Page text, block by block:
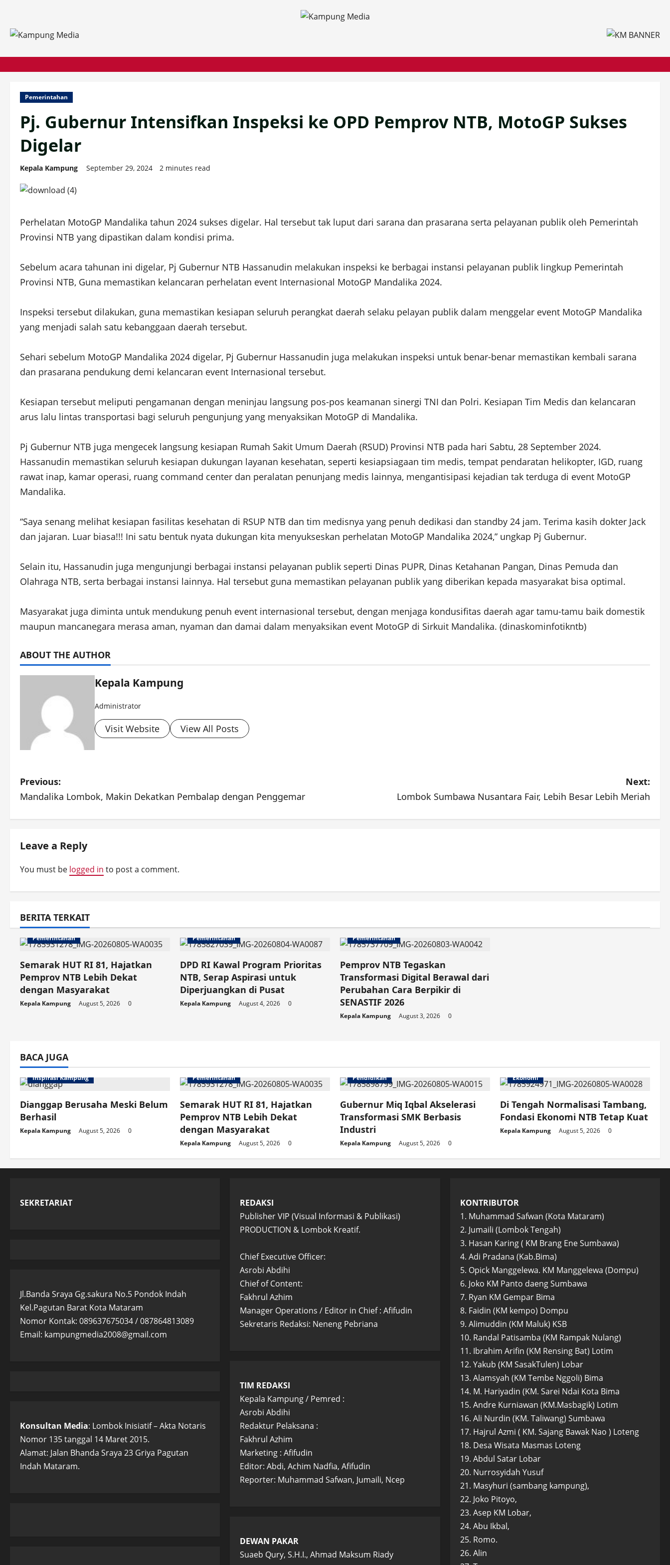
content
Pemerintahan
Pj. Gubernur Intensifkan Inspeksi ke OPD Pemprov NTB, MotoGP Sukses
Digelar
Kepala Kampung September 29, 2024 2 minutes read
Perhelatan MotoGP Mandalika tahun 2024 sukses digelar. Hal tersebut tak luput dari sarana dan prasarana serta pelayanan publik oleh Pemerintah
Provinsi NTB yang dipastikan dalam kondisi prima.
Sebelum acara tahunan ini digelar, Pj Gubernur NTB Hassanudin melakukan inspeksi ke berbagai instansi pelayanan publik lingkup Pemerintah
Provinsi NTB, Guna memastikan kelancaran perhelatan event Internasional MotoGP Mandalika 2024.
Inspeksi tersebut dilakukan, guna memastikan kesiapan seluruh perangkat daerah selaku pelayan publik dalam menggelar event MotoGP Mandalika
yang menjadi salah satu kebanggaan daerah tersebut.
Sehari sebelum MotoGP Mandalika 2024 digelar, Pj Gubernur Hassanudin juga melakukan inspeksi untuk benar-benar memastikan kembali sarana
dan prasarana pendukung demi kelancaran event Internasional tersebut.
Kesiapan tersebut meliputi pengamanan dengan meninjau langsung pos-pos keamanan sinergi TNI dan Polri. Kesiapan Tim Medis dan kelancaran
arus lalu lintas transportasi bagi seluruh pengunjung yang menyaksikan MotoGP di Mandalika.
Pj Gubernur NTB juga mengecek langsung kesiapan Rumah Sakit Umum Daerah (RSUD) Provinsi NTB pada hari Sabtu, 28 September 2024.
Hassanudin memastikan seluruh kesiapan dukungan layanan kesehatan, seperti kesiapsiagaan tim medis, tempat pendaratan helikopter, IGD, ruang
rawat inap, kamar operasi, ruang command center dan peralatan penunjang medis lainnya, mengantisipasi kejadian tak terduga di event MotoGP
Mandalika.
“Saya senang melihat kesiapan fasilitas kesehatan di RSUP NTB dan tim medisnya yang penuh dedikasi dan standby 24 jam. Terima kasih dokter Jack
dan jajaran. Luar biasa!!! Ini satu bentuk nyata dukungan kita menyukseskan perhelatan MotoGP Mandalika 2024,” ungkap Pj Gubernur.
Selain itu, Hassanudin juga mengunjungi berbagai instansi pelayanan publik seperti Dinas PUPR, Dinas Ketahanan Pangan, Dinas Pemuda dan
Olahraga NTB, serta berbagai instansi lainnya. Hal tersebut guna memastikan pelayanan publik yang diberikan kepada masyarakat bisa optimal.
Masyarakat juga diminta untuk mendukung penuh event internasional tersebut, dengan menjaga kondusifitas daerah agar tamu-tamu baik domestik
maupun mancanegara merasa aman, nyaman dan damai dalam menyaksikan event MotoGP di Sirkuit Mandalika. (dinaskominfotikntb)
ABOUT THE AUTHOR
Kepala Kampung
Administrator
Visit Website View All Posts
P
o
s
t
a
v
i
g
a
t
i
o
Previous:
Mandalika Lombok, Makin Dekatkan Pembalap dengan Penggemar
Next:
Lombok Sumbawa Nusantara Fair, Lebih Besar Lebih Meriah
Leave a Reply
You must be logged in to post a comment.
BERITA TERKAIT
Pemerintahan
Semarak HUT RI 81, Hajatkan
Pemprov NTB Lebih Dekat
dengan Masyarakat
Kepala Kampung August 5, 2026 0
Pemerintahan
DPD RI Kawal Program Prioritas
NTB, Serap Aspirasi untuk
Diperjuangkan di Pusat
Kepala Kampung August 4, 2026 0
Pemerintahan
Pemprov NTB Tegaskan
Transformasi Digital Berawal dari
Perubahan Cara Berpikir di
SENASTIF 2026
Kepala Kampung August 3, 2026 0
BACA JUGA
Inspirasi Kampung
Dianggap Berusaha Meski Belum
Berhasil
Kepala Kampung August 5, 2026 0
Pemerintahan
Semarak HUT RI 81, Hajatkan
Pemprov NTB Lebih Dekat
dengan Masyarakat
Kepala Kampung August 5, 2026 0
Pendidikan
Gubernur Miq Iqbal Akselerasi
Transformasi SMK Berbasis
Industri
Kepala Kampung August 5, 2026 0
Ekonomi
Di Tengah Normalisasi Tambang,
Fondasi Ekonomi NTB Tetap Kuat
Kepala Kampung August 5, 2026 0
SEKRETARIAT
Jl.Banda Sraya Gg.sakura No.5 Pondok Indah
Kel.Pagutan Barat Kota Mataram
Nomor Kontak: 089637675034 / 087864813089
Email: kampungmedia2008@gmail.com
Konsultan Media: Lombok Inisiatif – Akta Notaris
Nomor 135 tanggal 14 Maret 2015.
Alamat: Jalan Bhanda Sraya 23 Griya Pagutan
Indah Mataram.
REDAKSI
Publisher VIP (Visual Informasi & Publikasi)
PRODUCTION & Lombok Kreatif.
Chief Executive Officer:
Asrobi Abdihi
Chief of Content:
Fakhrul Azhim
Manager Operations / Editor in Chief : Afifudin
Sekretaris Redaksi: Neneng Pebriana
TIM REDAKSI
Kepala Kampung / Pemred :
Asrobi Abdihi
Redaktur Pelaksana :
Fakhrul Azhim
Marketing : Afifudin
Editor: Abdi, Achim Nadfia, Afifudin
Reporter: Muhammad Safwan, Jumaili, Ncep
DEWAN PAKAR
Suaeb Qury, S.H.I., Ahmad Maksum Riady
KONTRIBUTOR
1. Muhammad Safwan (Kota Mataram)
2. Jumaili (Lombok Tengah)
3. Hasan Karing ( KM Brang Ene Sumbawa)
4. Adi Pradana (Kab.Bima)
5. Opick Manggelewa. KM Manggelewa (Dompu)
6. Joko KM Panto daeng Sumbawa
7. Ryan KM Gempar Bima
8. Faidin (KM kempo) Dompu
9. Alimuddin (KM Maluk) KSB
10. Randal Patisamba (KM Rampak Nulang)
11. Ibrahim Arifin (KM Rensing Bat) Lotim
12. Yakub (KM SasakTulen) Lobar
13. Alamsyah (KM Tembe Nggoli) Bima
14. M. Hariyadin (KM. Sarei Ndai Kota Bima
15. Andre Kurniawan (KM.Masbagik) Lotim
16. Ali Nurdin (KM. Taliwang) Sumbawa
17. Hajrul Azmi ( KM. Sajang Bawak Nao ) Loteng
18. Desa Wisata Masmas Loteng
19. Abdul Satar Lobar
20. Nurrosyidah Yusuf
21. Masyhuri (sambang kampung),
22. Joko Pitoyo,
23. Asep KM Lobar,
24. Abu Ikbal,
25. Romo.
26. Alin